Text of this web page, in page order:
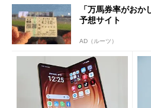
「万馬券率がお
予想サイト
AD（ルーツ）